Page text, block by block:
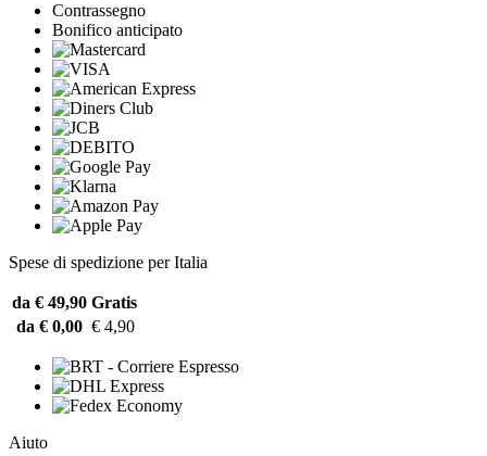
Contrassegno
Bonifico anticipato
Spese di spedizione per Italia
da € 49,90 Gratis
da € 0,00 € 4,90
Aiuto